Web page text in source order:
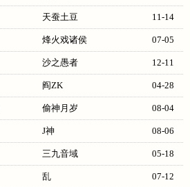
天蚕土豆 11-14
烽火戏诸侯 07-05
沙之愚者 12-11
阎ZK 04-28
偷神月岁 08-04
J神 08-06
三九音域 05-18
乱 07-12